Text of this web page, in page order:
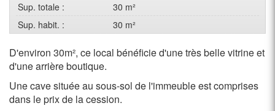
Sup. totale :
30 m²
Sup. habit. :
30 m²
D'environ 30m², ce local bénéficie d'une très belle vitrine et
d'une arrière boutique.
Une cave située au sous-sol de l'immeuble est comprises
dans le prix de la cession.